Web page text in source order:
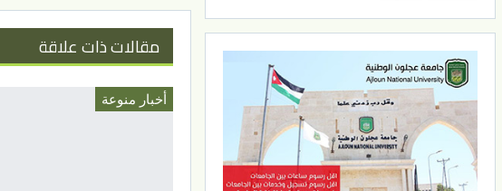
مقالات ذات علاقة
أخبار منوعة